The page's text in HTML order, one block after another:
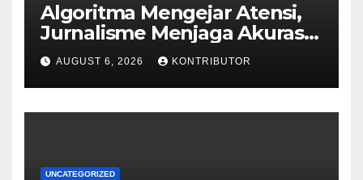
Algoritma Mengejar Atensi,
Jurnalisme Menjaga Akurasi
dan Akal Sehat Publik
AUGUST 6, 2026 KONTRIBUTOR
UNCATEGORIZED